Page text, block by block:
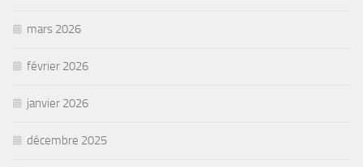
mars 2026
février 2026
janvier 2026
décembre 2025